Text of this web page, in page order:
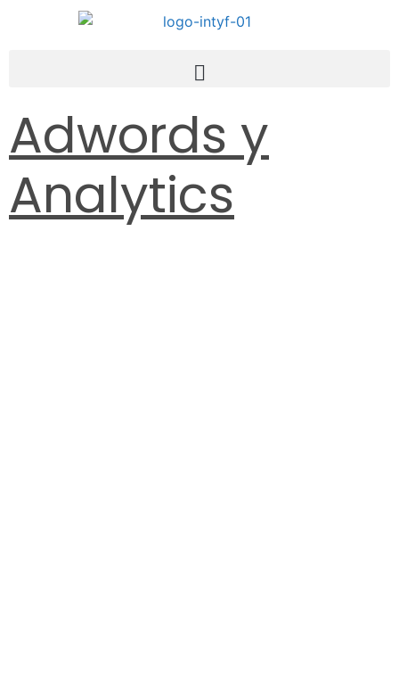
Adwords y
Analytics